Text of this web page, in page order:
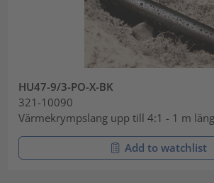
HU47-9/3-PO-X-BK
321-10090
Värmekrympslang upp till 4:1 - 1 m
Add to watchlist